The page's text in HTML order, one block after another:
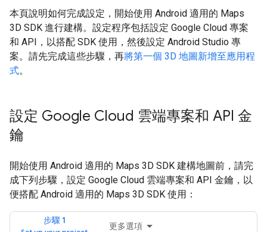
本頁說明如何完成設定，開始使用 Android 適用的 Maps
3D SDK 進行建構。設定程序包括設定 Google Cloud 專案
和 API，以搭配 SDK 使用，然後設定 Android Studio 專
案。請先完成這些步驟，再將第一個 3D 地圖新增至應用程
式。
設定 Google Cloud 雲端專案和 API 金
鑰
開始使用 Android 適用的 Maps 3D SDK 建構地圖前，請完
成下列步驟，設定 Google Cloud 雲端專案和 API 金鑰，以
便搭配 Android 適用的 Maps 3D SDK 使用：
步驟 1
更多選項